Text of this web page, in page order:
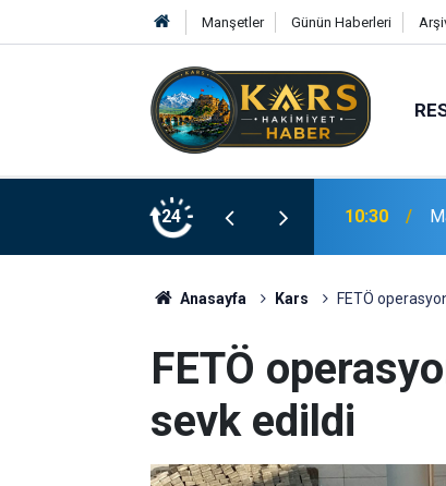
Manşetler Günün Haberleri
24
ilginç kavgası kamerada 10:27
Anasayfa Kars FETÖ
FETÖ
sevk edildi